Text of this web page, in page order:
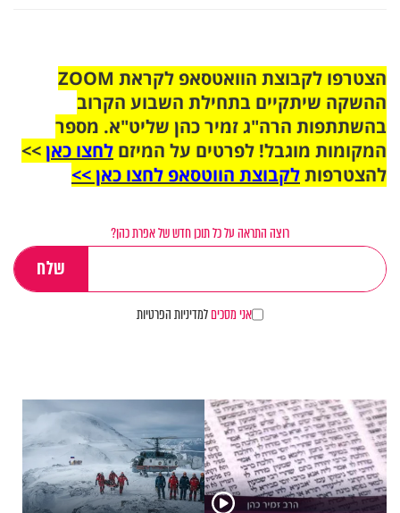
הצטרפו לקבוצת הוואטסאפ לקראת ZOOM
ההשקה שיתקיים בתחילת השבוע הקרוב
בהשתתפות הרה"ג זמיר כהן שליט"א. מספר
המקומות מוגבל! לפרטים על המיזם לחצו כאן>>
להצטרפותלקבוצת הווטסאפ לחצו כאן >>
רוצה התראה על כל תוכן חדש של אפרת כהן?
אני מסכיםלמדיניות הפרטיות